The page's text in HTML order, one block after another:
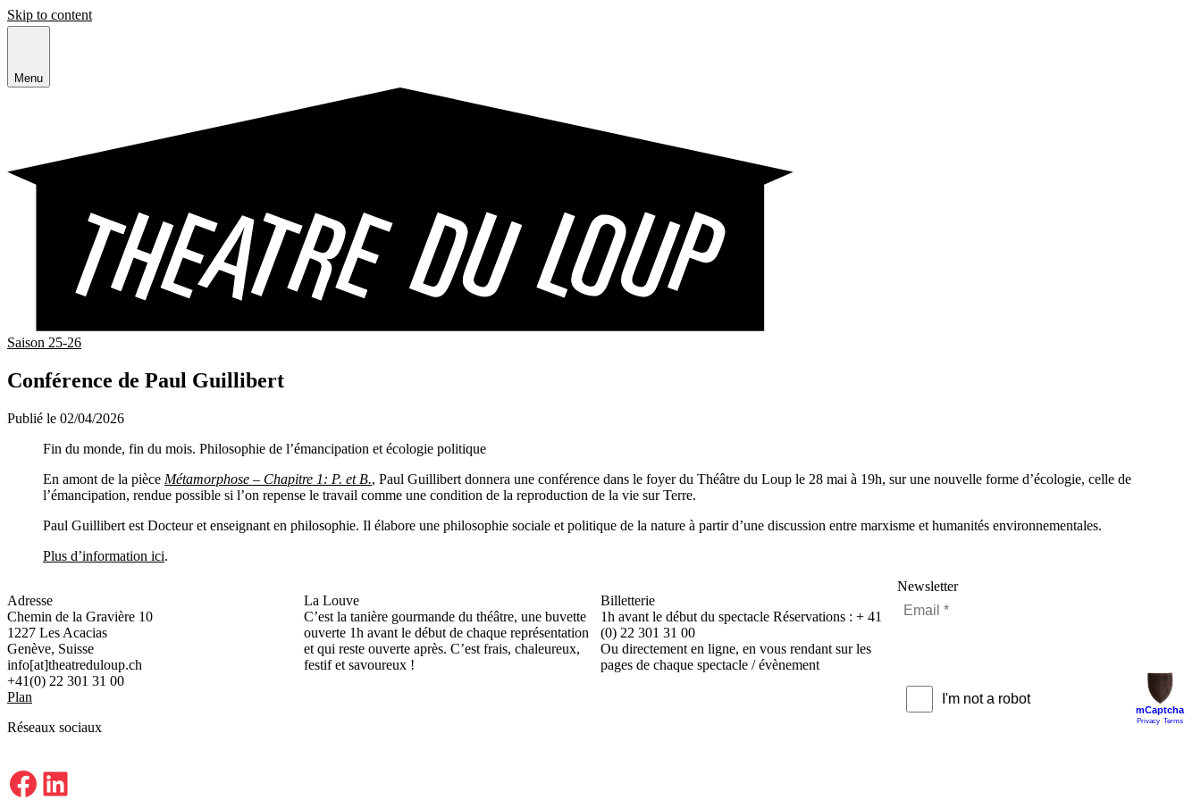
Skip to content
Menu
Saison 25-26
Conférence de Paul Guillibert
Publié le 02/04/2026
Fin du monde, fin du mois. Philosophie de l’émancipation et écologie politique
En amont de la pièce Métamorphose – Chapitre 1: P. et B., Paul Guillibert donnera une conférence dans le foyer du Théâtre du Loup le 28 mai à 19h, sur une nouvelle forme d’écologie, celle de
l’émancipation, rendue possible si l’on repense le travail comme une condition de la reproduction de la vie sur Terre.
Paul Guillibert est Docteur et enseignant en philosophie. Il élabore une philosophie sociale et politique de la nature à partir d’une discussion entre marxisme et humanités environnementales.
Plus d’information ici.
Adresse
Chemin de la Gravière 10
1227 Les Acacias
Genève, Suisse
info[at]theatreduloup.ch
+41(0) 22 301 31 00
Plan
Réseaux sociaux
Facebook LinkedIn
La Louve
C’est la tanière gourmande du théâtre, une buvette
ouverte 1h avant le début de chaque représentation
et qui reste ouverte après. C’est frais, chaleureux,
festif et savoureux !
Billetterie
1h avant le début du spectacle Réservations : + 41
(0) 22 301 31 00
Ou directement en ligne, en vous rendant sur les
pages de chaque spectacle / évènement
Newsletter